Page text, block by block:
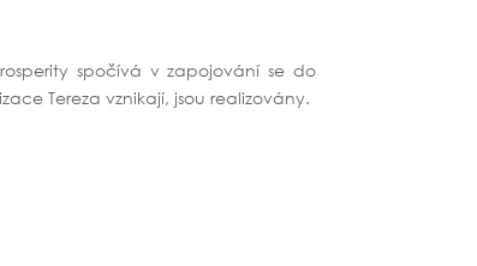
spočívá v zapojování se do
Tereza vznikají, jsou realizovány.